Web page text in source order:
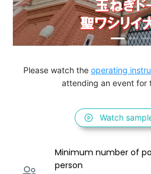
Please watch the operating
attending an event for
Watch
Minimum number of
person